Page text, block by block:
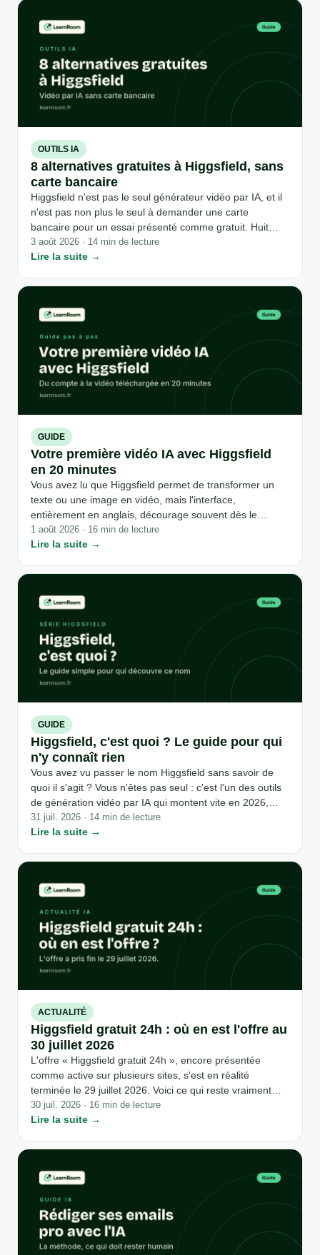
OUTILS IA
8 alternatives gratuites à Higgsfield, sans
carte bancaire
Higgsfield n'est pas le seul générateur vidéo par IA, et il
n'est pas non plus le seul à demander une carte
bancaire pour un essai présenté comme gratuit. Huit
outils vérifiés un par un le 3 août 2026, sur leurs pages
officielles, restent réellement accessibles sans sortir sa
de résolution.
3 août 2026 · 14 min de lecture
Lire la suite →
GUIDE
Votre première vidéo IA avec Higgsfield
en 20 minutes
Vous avez lu que Higgsfield permet de transformer un
texte ou une image en vidéo, mais l'interface,
entièrement en anglais, décourage souvent dès le
premier clic. Ce guide détaille chaque étape réelle, telle
que documentée par l'éditeur, de la création du compte
inventer de ce que nous n'avons pas testé nous-mêmes.
1 août 2026 · 16 min de lecture
Lire la suite →
GUIDE
Higgsfield, c'est quoi ? Le guide pour qui
n'y connaît rien
Vous avez vu passer le nom Higgsfield sans savoir de
quoi il s'agit ? Vous n'êtes pas seul : c'est l'un des outils
de génération vidéo par IA qui montent vite en 2026,
sans que grand-monde n'explique simplement ce qu'il
fait. Voici une présentation claire, sans jargon, pour
31 juil. 2026 · 14 min de lecture
Lire la suite →
ACTUALITÉ
Higgsfield gratuit 24h : où en est l'offre au
30 juillet 2026
L'offre « Higgsfield gratuit 24h », encore présentée
comme active sur plusieurs sites, s'est en réalité
terminée le 29 juillet 2026. Voici ce qui reste vraiment
accessible sans payer, et comment ne plus se faire avoir
par un compte à rebours qui ne s'arrête jamais.
30 juil. 2026 · 16 min de lecture
Lire la suite →